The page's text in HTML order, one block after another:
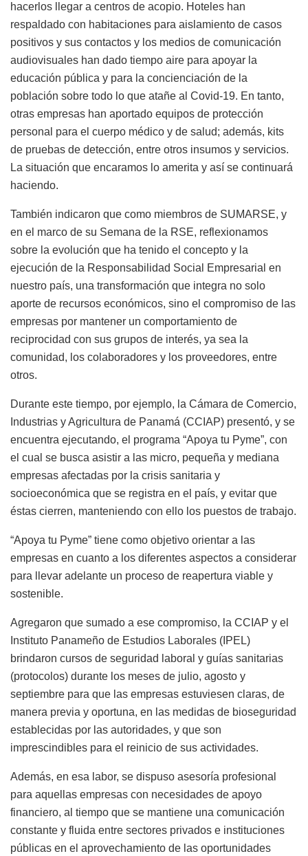
hacerlos llegar a centros de acopio. Hoteles han
respaldado con habitaciones para aislamiento de casos
positivos y sus contactos y los medios de comunicación
audiovisuales han dado tiempo aire para apoyar la
educación pública y para la concienciación de la
población sobre todo lo que atañe al Covid-19. En tanto,
otras empresas han aportado equipos de protección
personal para el cuerpo médico y de salud; además, kits
de pruebas de detección, entre otros insumos y servicios.
La situación que encaramos lo amerita y así se continuará
haciendo.
También indicaron que como miembros de SUMARSE, y
en el marco de su Semana de la RSE, reflexionamos
sobre la evolución que ha tenido el concepto y la
ejecución de la Responsabilidad Social Empresarial en
nuestro país, una transformación que integra no solo
aporte de recursos económicos, sino el compromiso de las
empresas por mantener un comportamiento de
reciprocidad con sus grupos de interés, ya sea la
comunidad, los colaboradores y los proveedores, entre
otros.
Durante este tiempo, por ejemplo, la Cámara de Comercio,
Industrias y Agricultura de Panamá (CCIAP) presentó, y se
encuentra ejecutando, el programa “Apoya tu Pyme”, con
el cual se busca asistir a las micro, pequeña y mediana
empresas afectadas por la crisis sanitaria y
socioeconómica que se registra en el país, y evitar que
éstas cierren, manteniendo con ello los puestos de trabajo.
“Apoya tu Pyme” tiene como objetivo orientar a las
empresas en cuanto a los diferentes aspectos a considerar
para llevar adelante un proceso de reapertura viable y
sostenible.
Agregaron que sumado a ese compromiso, la CCIAP y el
Instituto Panameño de Estudios Laborales (IPEL)
brindaron cursos de seguridad laboral y guías sanitarias
(protocolos) durante los meses de julio, agosto y
septiembre para que las empresas estuviesen claras, de
manera previa y oportuna, en las medidas de bioseguridad
establecidas por las autoridades, y que son
imprescindibles para el reinicio de sus actividades.
Además, en esa labor, se dispuso asesoría profesional
para aquellas empresas con necesidades de apoyo
financiero, al tiempo que se mantiene una comunicación
constante y fluida entre sectores privados e instituciones
públicas en el aprovechamiento de las oportunidades